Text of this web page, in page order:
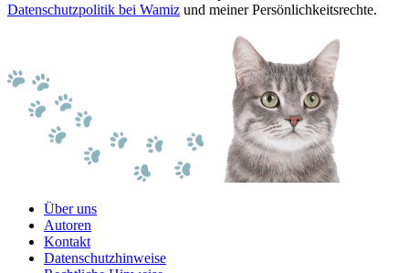
Datenschutzpolitik bei Wamiz und meiner Persönlichkeitsrechte.
Über uns
Autoren
Kontakt
Datenschutzhinweise